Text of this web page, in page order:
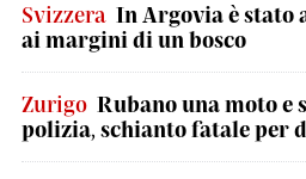
Svizzera In Argovia è stato
ai margini di un bosco
Zurigo Rubano una moto e
polizia, schianto fatale per